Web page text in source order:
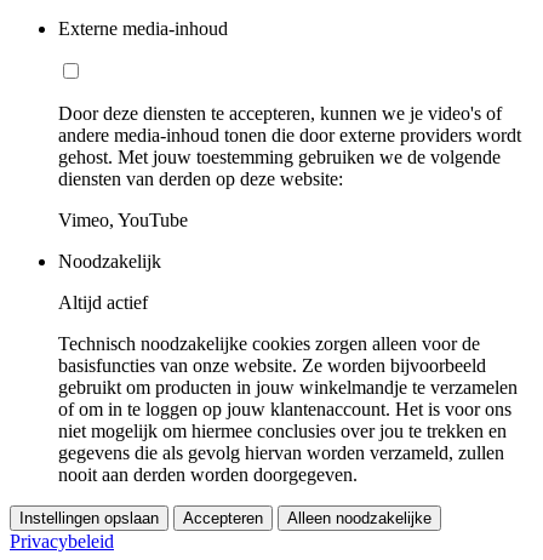
Externe media-inhoud
Door deze diensten te accepteren, kunnen we je video's of
andere media-inhoud tonen die door externe providers wordt
gehost. Met jouw toestemming gebruiken we de volgende
diensten van derden op deze website:
Vimeo, YouTube
Noodzakelijk
Altijd actief
Technisch noodzakelijke cookies zorgen alleen voor de
basisfuncties van onze website. Ze worden bijvoorbeeld
gebruikt om producten in jouw winkelmandje te verzamelen
of om in te loggen op jouw klantenaccount. Het is voor ons
niet mogelijk om hiermee conclusies over jou te trekken en
gegevens die als gevolg hiervan worden verzameld, zullen
nooit aan derden worden doorgegeven.
Instellingen opslaan Accepteren Alleen noodzakelijke
Privacybeleid